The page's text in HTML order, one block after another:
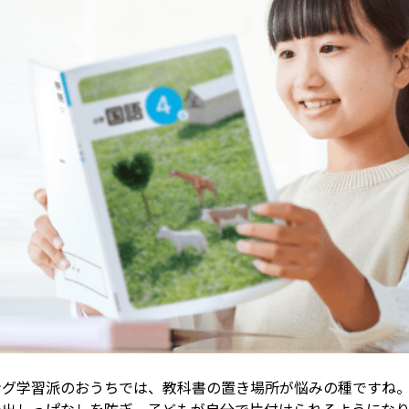
学習派のおうちでは、教科書の置き場所が悩みの種ですね